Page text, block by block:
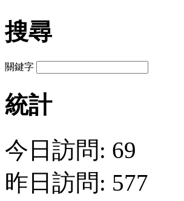
搜尋
關鍵字
統計
今日訪問: 69
昨日訪問: 577